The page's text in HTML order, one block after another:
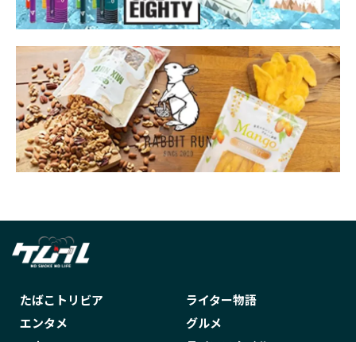
たばこトリビア
ライター物語
エンタメ
グルメ